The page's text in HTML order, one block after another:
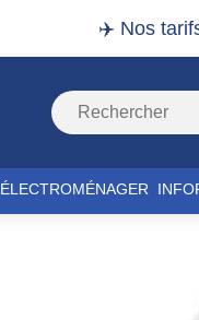
✈️ Nos
ÉLECTROMÉNAGER